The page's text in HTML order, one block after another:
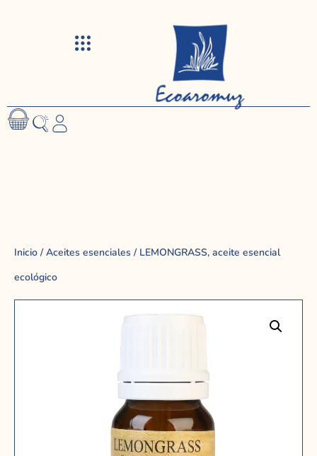
Inicio /Aceites esenciales / LEMONGRASS, aceite esencial
ecológico